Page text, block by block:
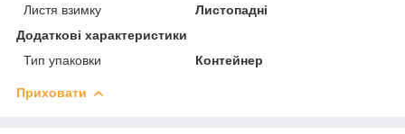
Листя взимку
Листопадні
Додаткові характеристики
Тип упаковки
Контейнер
Приховати